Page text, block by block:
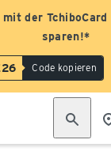
der
sparen!*
Code kopieren